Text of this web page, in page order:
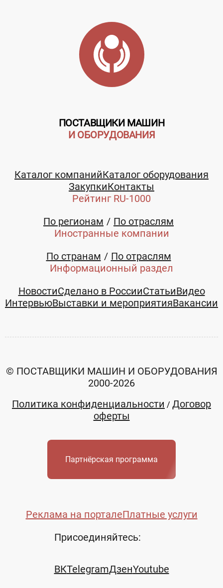
ПОСТАВЩИКИ МАШИН
И ОБОРУДОВАНИЯ
Каталог компанийКаталог оборудования
ЗакупкиКонтакты
Рейтинг RU-1000
По регионам
По отраслям
Иностранные компании
По странам
По отраслям
Информационный раздел
НовостиСделано в РоссииСтатьиВидео
ИнтервьюВыставки и мероприятияВакансии
Реклама на порталеПлатные услуги
© ПОСТАВЩИКИ МАШИН И ОБОРУДОВАНИЯ
2000-2026
Политика конфиденциальности / Договор
оферты
Партнёрская программа
Присоединяйтесь:
ВКTelegramДзенYoutube